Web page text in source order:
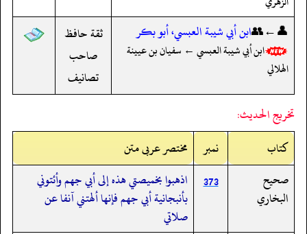
👤←👥ابن أبي شيبة العبسي، أبو بكر
ابن أبي شيبة العبسي ← سفيان بن عيينة
الهلالي
ثقة حافظ
صاحب
تصانيف
تخريج الحديث:
کتاب
نمبر
مختصر عربی متن
صحيح
البخاري
373
اذهبوا بخميصتي هذه إلى أبي جهم وأئتوني
بأنبجانية أبي جهم فإنها ألهتني آنفا عن
صلاتي